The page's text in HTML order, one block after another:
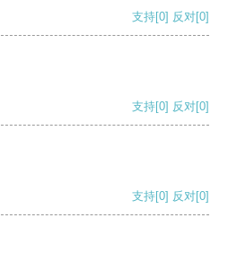
支持[0] 反对[0]
支持[0] 反对[0]
支持[0] 反对[0]